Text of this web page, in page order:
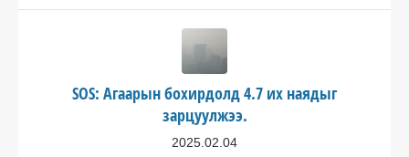
SOS: Агаарын бохирдолд 4.7 их наядыг
зарцуулжээ.
2025.02.04